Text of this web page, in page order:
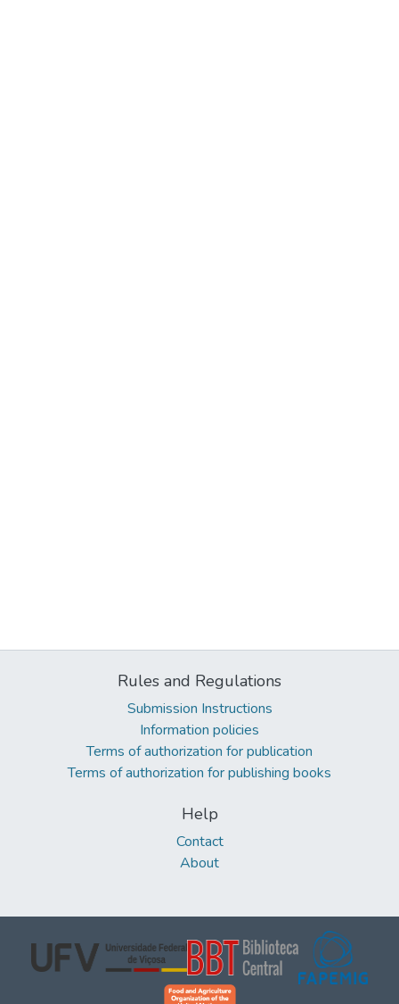
Rules and Regulations
Submission Instructions
Information policies
Terms of authorization for publication
Terms of authorization for publishing books
Help
Contact
About